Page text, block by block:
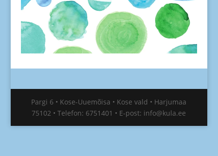
Pargi 6 • Kose-Uuemõisa • Kose vald • Harjumaa
75102 • Telefon: 6751401 • E-post: info@kula.ee